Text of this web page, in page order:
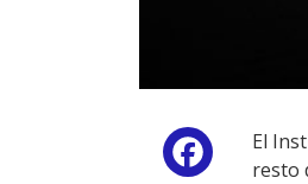
Facebook
El
resto